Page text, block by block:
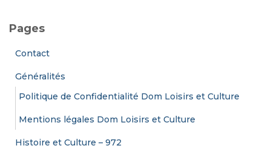
rPages
Contact
Généralités
Politique de Confidentialité Dom Loisirs et Culture
Mentions légales Dom Loisirs et Culture
Histoire et Culture – 972